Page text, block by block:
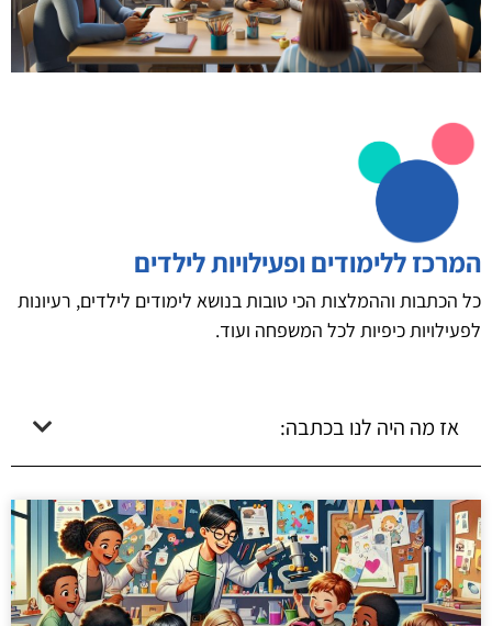
המרכז ללימודים ופעילויות לילדים
כל הכתבות וההמלצות הכי טובות בנושא לימודים לילדים, רעיונות
לפעילויות כיפיות לכל המשפחה ועוד.
אז מה היה לנו בכתבה: